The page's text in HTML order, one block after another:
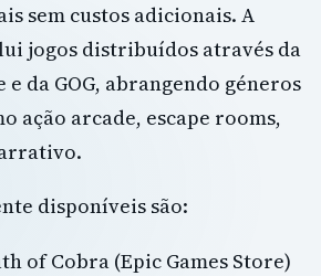
sem custos adicionais. A
jogos distribuídos através da
e da GOG, abrangendo géneros
ação arcade, escape rooms,
disponíveis são:
of Cobra (Epic Games Store)